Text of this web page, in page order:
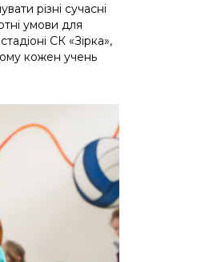
різні сучасні
умови для
СК «Зірка»,
кожен учень